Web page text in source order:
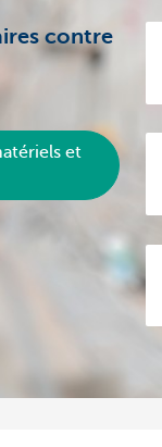
contre
et